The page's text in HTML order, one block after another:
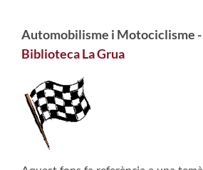
Automobilisme i Motociclisme -
Biblioteca La Grua